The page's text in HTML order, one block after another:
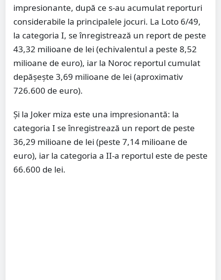
impresionante, după ce s-au acumulat reporturi
considerabile la principalele jocuri. La Loto 6/49,
la categoria I, se înregistrează un report de peste
43,32 milioane de lei (echivalentul a peste 8,52
milioane de euro), iar la Noroc reportul cumulat
depășește 3,69 milioane de lei (aproximativ
726.600 de euro).
Și la Joker miza este una impresionantă: la
categoria I se înregistrează un report de peste
36,29 milioane de lei (peste 7,14 milioane de
euro), iar la categoria a II-a reportul este de peste
66.600 de lei.